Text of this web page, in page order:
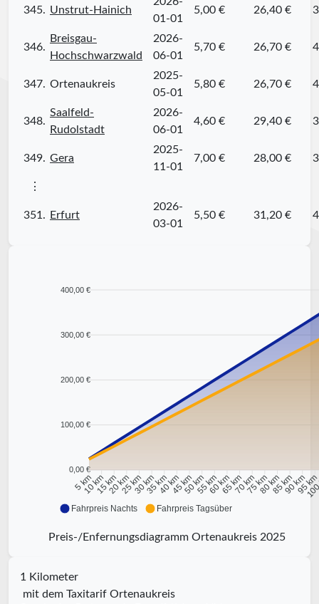
345. Unstrut-Hainich
01-01
5,00 € 26,40 €
346.
Breisgau-
Hochschwarzwald
2026-
06-01
5,70 € 26,70 €
347. Ortenaukreis
2025-
05-01
5,80 € 26,70 €
348.
Saalfeld-
Rudolstadt
2026-
06-01
4,60 € 29,40 €
349. Gera
2025-
11-01
7,00 € 28,00 €
⋮
351. Erfurt
2026-
03-01
5,50 € 31,20 €
400,00 €
300,00 €
200,00 €
100,00 €
0,00 €
5 km
10 km15 km20 km25 km30 km35 km40 km45 km50 km55 km60 km65 km70 km75 km80 km85 km90 km95 km
Fahrpreis Nachts Fahrpreis Tagsüber
Preis-/Enfernungsdiagramm Ortenaukreis 2025
1 Kilometer
mit dem Taxitarif Ortenaukreis